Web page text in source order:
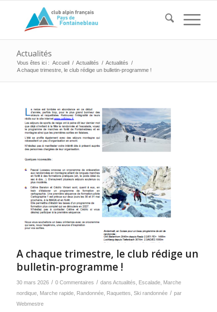
Actualités
Vous êtes ici : Accueil / Actualités / Actualités /
A chaque trimestre, le club rédige un bulletin-programme !
A chaque trimestre, le club rédige un
bulletin-programme !
30 mars 2026 / 0 Commentaires / dans Actualités Escalade, Marche
nordique, Marche rapide, Randonnée, Raquettes Ski randonnée / par
Webmestre